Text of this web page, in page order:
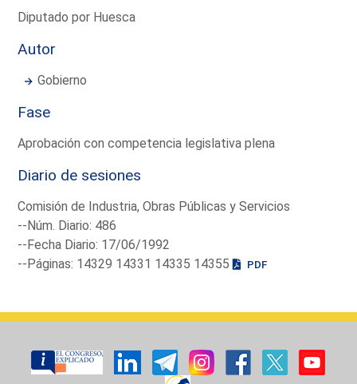
Diputado por Huesca
Autor
Gobierno
Fase
Aprobación con competencia legislativa plena
Diario de sesiones
Comisión de Industria, Obras Públicas y Servicios
--Núm. Diario: 486
--Fecha Diario: 17/06/1992
--Páginas: 14329 14331 14335 14355
PDF